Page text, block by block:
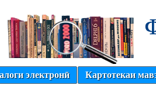
электронӣ
Картотекаи